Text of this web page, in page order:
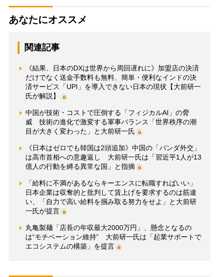
あなたにオススメ
関連記事
《結果、日本のDXは世界から周回遅れに》加盟店の決済
だけでなく送金手数料も無料、簡単・便利なインドの決
済サービス「UPI」を導入できない日本の現状【大前研一
氏が解説】
中国が技術・コストで圧倒する「フィジカルAI」の脅
威 技術の進化で激変する軍事バランス「世界秩序の潮
目が大きく変わった」と大前研一氏
《日本はゼロでも韓国は2頭追加》中国の「パンダ外交」
は高市首相への意趣返し 大前研一氏は「習近平1人が13
億人の行動を縛る異常な国」と指摘
「給料に不満があるならキーエンスに転職すればいい」
日本企業は収奪的と批判して賃上げを要求するのは筋違
い、「自力で高い給料を掴み取る努力をせよ」と大前研
一氏が提言
丸亀製麺「店長の年収最大2000万円」、懸念となるの
は“モチベーション維持” 大前研一氏は「起業サポートで
エコシステムの構築」を提言